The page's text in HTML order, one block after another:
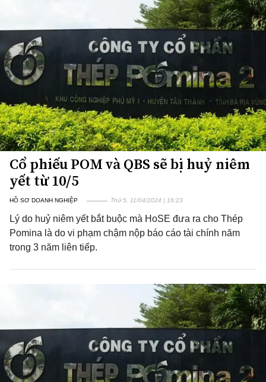
Cổ phiếu POM và QBS sẽ bị huỷ niêm
yết từ 10/5
HỒ SƠ DOANH NGHIỆP Thứ 5, 11/04/2024 | 16:23
Lý do huỷ niêm yết bắt buộc mà HoSE đưa ra cho Thép
Pomina là do vi phạm chậm nộp báo cáo tài chính năm
trong 3 năm liên tiếp.